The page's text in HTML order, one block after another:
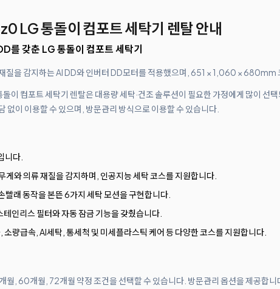
LG 통돌이 컴포트 세탁기 렌탈 안내
를 갖춘 LG 통돌이 컴포트 세탁기
질을 감지하는 AI DD와 인버터 DD모터를 적용했으며, 651 × 1,060 × 680mm
이 컴포트 세탁기 렌탈은 대용량 세탁·건조 솔루션이 필요한 가정에게 많이 선
없이 이용할 수 있으며, 방문관리 방식으로 이용할 수 있습니다.
니다.
게와 의류 재질을 감지하며, 인공지능 세탁 코스를 지원합니다.
빨래 동작을 본뜬 6가지 세탁 모션을 구현합니다.
인리스 필터와 자동 잠금 기능을 갖췄습니다.
소량급속, AI세탁, 통세척 및 미세플라스틱 케어 등 다양한 코스를 지원합니다.
월, 60개월, 72개월 약정 조건을 선택할 수 있습니다. 방문관리 옵션을 제공합